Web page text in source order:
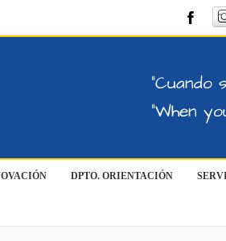
"Cuando
"When
DPTO. ORIENTACIÓN